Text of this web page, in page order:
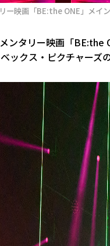
ー映画「BE:the ONE」メイ
ンタリー映画「
ックス・ピクチャーズ